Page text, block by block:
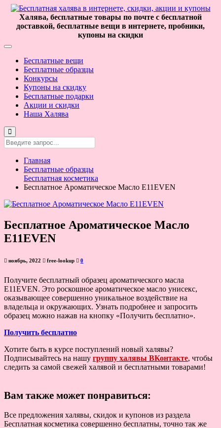
Халява, бесплатные товары по почте с бесплатной
доставкой, бесплатные вещи в интернете, пробники,
купоны на скидки
Бесплатные вещи
Бесплатные образцы
Конкурсы
Купоны на скидку
Бесплатные подарки
Акции и скидки
Наша Халява
Главная
Бесплатные образцы
Бесплатная косметика
Бесплатное Ароматическое Масло E11EVEN
Бесплатное Ароматическое Масло
E11EVEN
ноябрь, 2022 free-lookup 0
Получите бесплатный образец ароматического масла
E11EVEN. Это роскошное ароматическое масло унисекс,
оказывающее совершенно уникальное воздействие на
владельца и окружающих. Узнать подробнее и запросить
образец можно нажав на кнопку «Получить бесплатно».
Получить бесплатно
Хотите быть в курсе поступлений новый халявы?
Подписывайтесь на нашу группу халявы ВКонтакте, чтобы
следить за самой свежей халявой и бесплатными товарами!
Вам также может понравиться:
Все предложения халявы, скидок и купонов из раздела
Бесплатная косметика совершенно бесплатны, точно так же